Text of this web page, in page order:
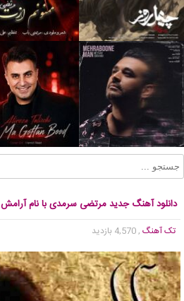
دانلود آهنگ جدید مرتضی سرمدی با نام آرامش
تک آهنگ , 4,570 بازدید